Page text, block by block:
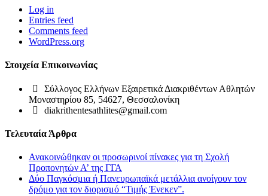
Log in
Entries feed
Comments feed
WordPress.org
Στοιχεία Επικοινωνίας
Σύλλογος Ελλήνων Εξαιρετικά Διακριθέντων Αθλητών
Μοναστηρίου 85, 54627, Θεσσαλονίκη
diakrithentesathlites@gmail.com
Τελευταία Άρθρα
Ανακοινώθηκαν οι προσωρινοί πίνακες για τη Σχολή
Προπονητών Α’ της ΓΓΑ
Δύο Παγκόσμια ή Πανευρωπαϊκά μετάλλια ανοίγουν τον
δρόμο για τον διορισμό “Τιμής Ένεκεν”.